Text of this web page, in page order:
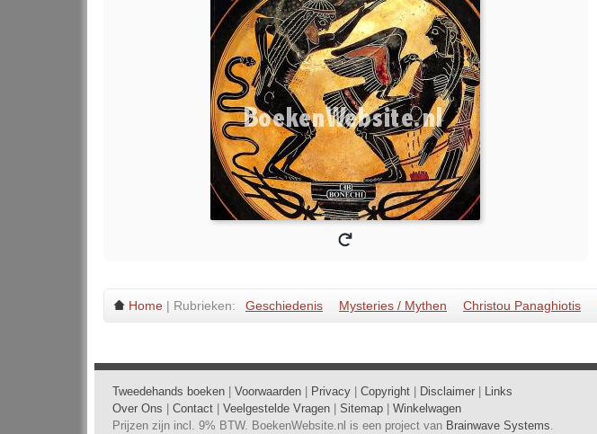
Home | Rubrieken: Geschiedenis Mysteries / Mythen Christou Panaghiotis
Tweedehands boeken Voorwaarden Privacy Copyright Disclaimer
Links
Over Ons
Contact Veelgestelde Vragen Sitemap
Winkelwagen
Prijzen zijn incl. 9% BTW. BoekenWebsite.nl is een project van Brainwave Systems.